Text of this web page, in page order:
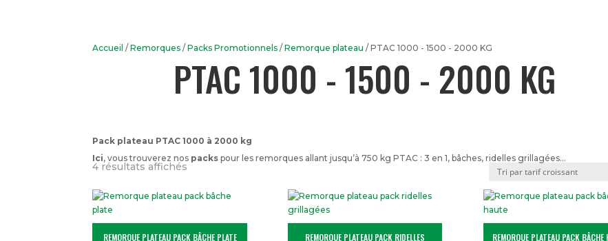
Accueil /Remorques /Packs Promotionnels /Remorque plateau / PTAC 1000 - 1500 - 2000 KG
PTAC 1000 - 1500 - 2000 KG
Pack plateau PTAC 1000 à 2000 kg
Ici, vous trouverez nos packs pour les remorques allant jusqu’à 750 kg PTAC : 3 en 1, bâches, ridelles grillagées…
4 résultats affichés Trié
croissant
REMORQUE PLATEAU PACK BÂCHE PLATE REMORQUE PLATEAU PACK RIDELLES REMORQUE PLATEAU PACK BÂCHE